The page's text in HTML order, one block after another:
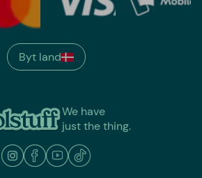
We have
just the thing.
Byt land